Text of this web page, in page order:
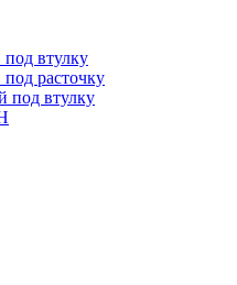
втулку
расточку
под втулку